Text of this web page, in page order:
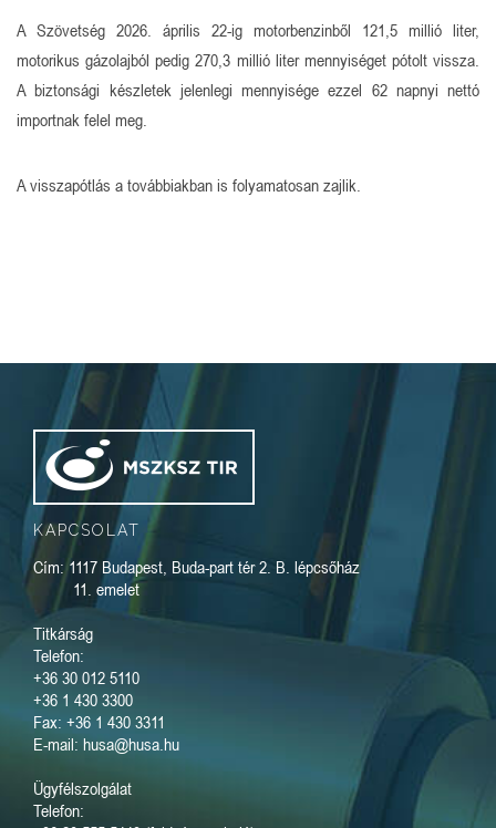
A Szövetség 2026. április 22-ig motorbenzinből 121,5 millió liter,
motorikus gázolajból pedig 270,3 millió liter mennyiséget pótolt vissza.
A biztonsági készletek jelenlegi mennyisége ezzel 62 napnyi nettó
importnak felel meg.
A visszapótlás a továbbiakban is folyamatosan zajlik.
KAPCSOLAT
Cím: 1117 Budapest, Buda-part tér 2. B. lépcsőház
11. emelet
Titkárság
Telefon:
+36 30 012 5110
+36 1 430 3300
Fax: +36 1 430 3311
E-mail: husa@husa.hu
Ügyfélszolgálat
Telefon: